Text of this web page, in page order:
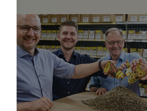
Tulpenblüte nach
und lassen Sie sich
Ich war letzte Woche
aber mit Sicherheit
letzten Mal hier.
man hier in der
wunderbar wandern.